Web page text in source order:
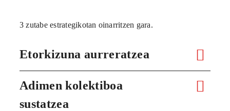
3 zutabe estrategikotan oinarritzen gara.
Etorkizuna aurreratzea
Adimen kolektiboa
sustatzea